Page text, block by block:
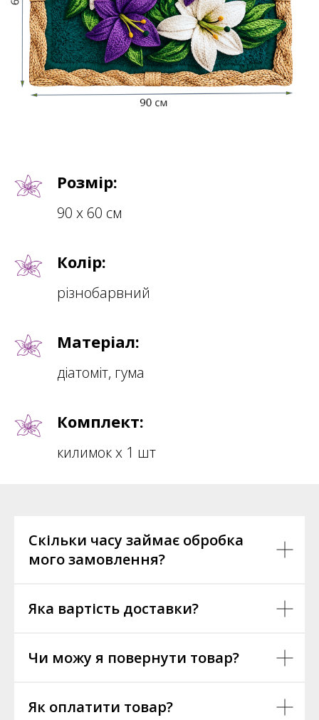
Розмір:
90 х 60 см
Колір:
різнобарвний
Матеріал:
діатоміт, гума
Комплект:
килимок х 1 шт
Скільки часу займає обробка
мого замовлення?
Яка вартість доставки?
Чи можу я повернути товар?
Як оплатити товар?